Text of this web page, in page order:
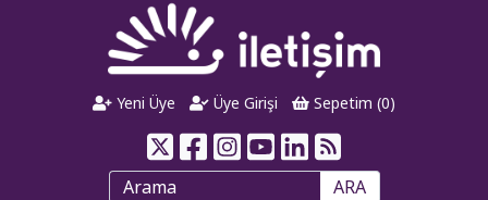
Yeni Üye Üye Girişi Sepetim (0)
ARA